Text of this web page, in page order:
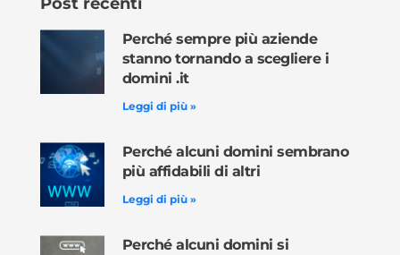
Perché sempre più aziende
stanno tornando a scegliere i
domini .it
Leggi di più »
Perché alcuni domini sembrano
più affidabili di altri
Leggi di più »
Perché alcuni domini si